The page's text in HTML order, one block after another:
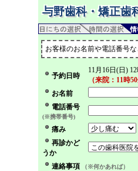
与野歯科・矯正歯
お客様のお名前や電話番号な
予約日時
11月16日(日)
（来院：11時50
お名前
電話番号
(※携帯番号)
痛み
再診かど
うか
連絡事項
（※何かあれば）